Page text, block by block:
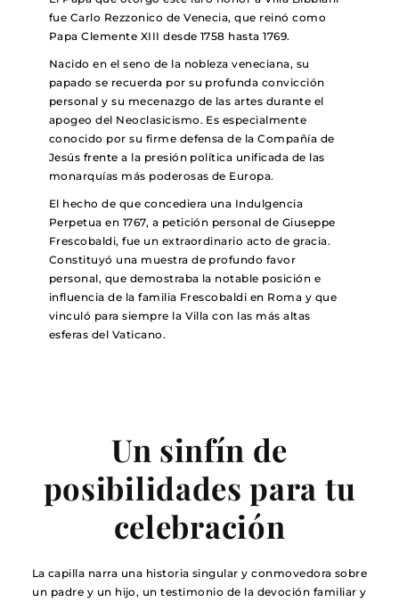
fue Carlo Rezzonico de Venecia, que reinó como
Papa Clemente XIII desde 1758 hasta 1769.
Nacido en el seno de la nobleza veneciana, su
papado se recuerda por su profunda convicción
personal y su mecenazgo de las artes durante el
apogeo del Neoclasicismo. Es especialmente
conocido por su firme defensa de la Compañía de
Jesús frente a la presión política unificada de las
monarquías más poderosas de Europa.
El hecho de que concediera una Indulgencia
Perpetua en 1767, a petición personal de Giuseppe
Frescobaldi, fue un extraordinario acto de gracia.
Constituyó una muestra de profundo favor
personal, que demostraba la notable posición e
influencia de la familia Frescobaldi en Roma y que
vinculó para siempre la Villa con las más altas
esferas del Vaticano.
Un sinfín de
posibilidades para tu
celebración
La capilla narra una historia singular y conmovedora sobre
un padre y un hijo, un testimonio de la devoción familiar y